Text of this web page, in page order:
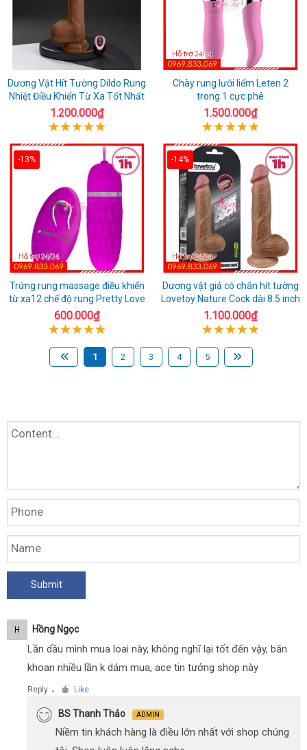
Dương Vật Hít Tường Dildo Rung
Nhiệt Điều Khiển Từ Xa Tốt Nhất
1.200.000₫
Chày rung lưỡi liếm Leten 2
trong 1 cực phê
1.500.000₫
-13%
Trứng rung massage điều khiển
từ xa12 chế độ rung Pretty Love
600.000₫
-14%
Dương vật giả có chân hít tường
Lovetoy Nature Cock dài 8.5 inch
1.100.000₫
1 2 3 4 5
H Hồng Ngọc
Lần dầu mình mua loai này, không nghĩ lại tốt đến vậy, băn
khoan nhiều lần k dám mua, ace tin tưởng shop này
Reply ● Like
BS Thanh Thảo ADMIN
Niềm tin khách hàng là điều lớn nhất với shop chúng